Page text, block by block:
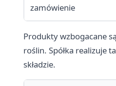
zamówienie
Produkty wzbogacane
roślin. Spółka realizuje
składzie.